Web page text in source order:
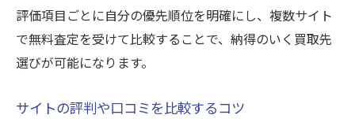
評価項目ごとに自分の優先順位を明確にし、複数サイト
で無料査定を受けて比較することで、納得のいく買取先
選びが可能になります。
サイトの評判や口コミを比較するコツ